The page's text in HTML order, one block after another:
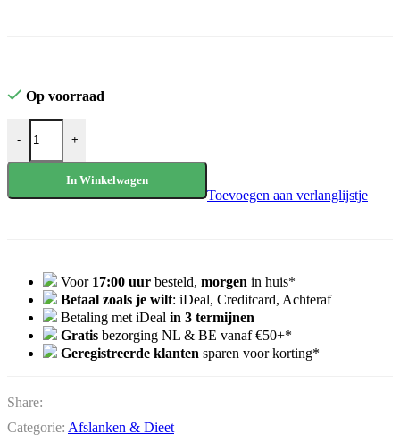
Op voorraad
- +
In Winkelwagen
Toevoegen aan verlanglijstje
Voor 17:00 uur besteld, morgen in huis*
Betaal zoals je wilt: iDeal, Creditcard, Achteraf
Betaling met iDeal in 3 termijnen
Gratis bezorging NL & BE vanaf €50+*
Geregistreerde klanten sparen voor korting*
Share:
Categorie: Afslanken & Dieet